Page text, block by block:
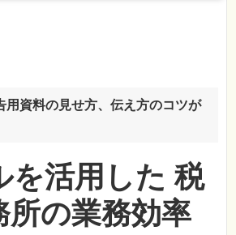
用資料の見せ方、伝え方のコツが
を活用した 税
所の業務効率